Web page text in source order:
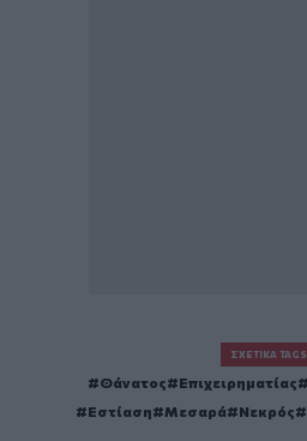
ΣΧΕΤΙΚΆ TAGS
Θάνατος Επιχειρηματίας
Εστίαση
Μεσαρά Νεκρός